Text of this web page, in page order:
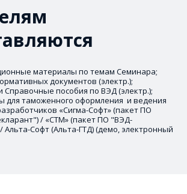
материалы по темам Семинара;
документов (электр.);
Справочные пособия по ВЭД (электр.);
для таможенного оформления  и ведения
«Сигма-Софт» (пакет ПО
/ «СТМ» (пакет ПО "ВЭД-
Альта-Софт (Альта-ГТД) (демо, электронный